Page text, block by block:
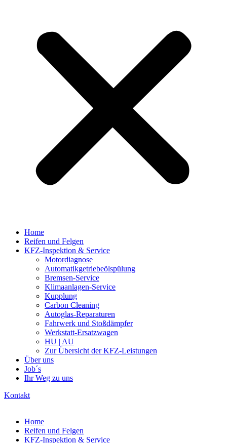
Home
Reifen und Felgen
KFZ-Inspektion & Service
Motordiagnose
Automatikgetriebeölspülung
Bremsen-Service
Klimaanlagen-Service
Kupplung
Carbon Cleaning
Autoglas-Reparaturen
Fahrwerk und Stoßdämpfer
Werkstatt-Ersatzwagen
HU | AU
Zur Übersicht der KFZ-Leistungen
Über uns
Job´s
Ihr Weg zu uns
Kontakt
Home
Reifen und Felgen
KFZ-Inspektion & Service